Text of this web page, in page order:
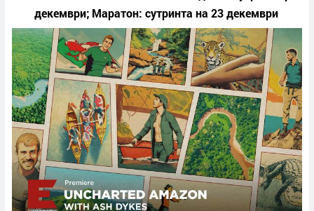
декември; Маратон: сутринта на 23 декември